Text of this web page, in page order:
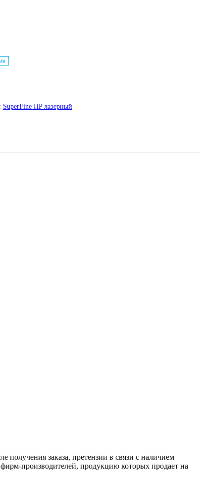
SuperFine HP лазерный
получения заказа, претензии в связи с наличием
производителей, продукцию которых продает на